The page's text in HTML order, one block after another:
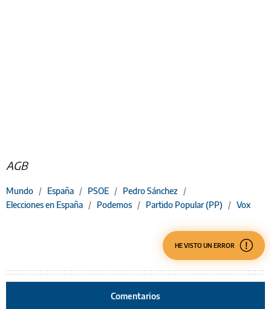
AGB
Mundo / España / PSOE / Pedro Sánchez /
Elecciones en España / Podemos / Partido Popular (PP) / Vox
HE VISTO UN ERROR
Comentarios